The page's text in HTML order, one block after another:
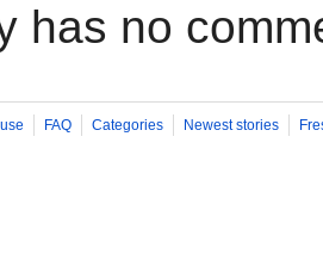
has no
FAQ Categories Newest stories